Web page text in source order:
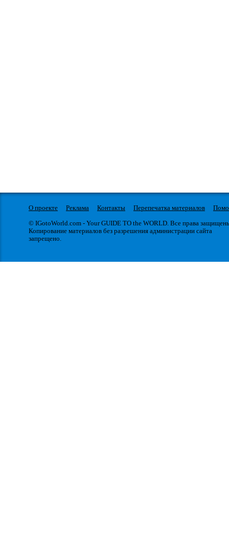
О проекте Реклама Контакты Перепечатка материалов
© IGotoWorld.com - Your GUIDE TO the WORLD. Все права
Копирование материалов без разрешения администрации сайта
запрещено.